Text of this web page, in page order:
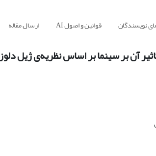
نویسندگان قوانین و اصول AI ارسال مقاله
آن بر سینما بر اساس نظریه‌ی ژیل